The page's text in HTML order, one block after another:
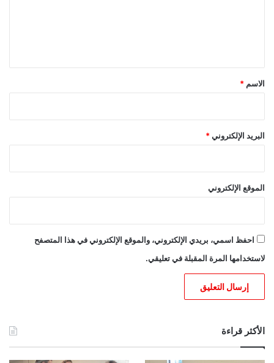
*
الاسم *
البريد الإلكتروني *
الموقع الإلكتروني
احفظ اسمي، بريدي الإلكتروني، والموقع الإلكتروني في هذا المتصفح
لاستخدامها المرة المقبلة في تعليقي.
الأكثر قراءة